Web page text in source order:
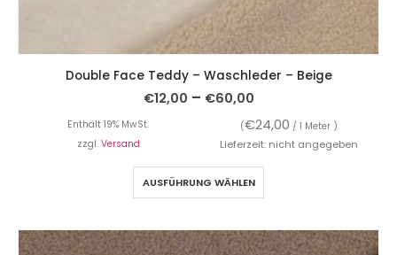
Double Face Teddy – Waschleder – Beige
€12,00 – €60,00
Enthält 19% MwSt. (€24,00 / 1 Meter )
zzgl. Versand Lieferzeit: nicht angegeben
AUSFÜHRUNG WÄHLEN